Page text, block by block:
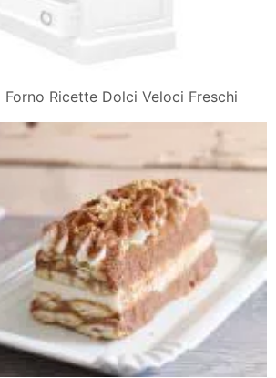
Ricette Dolci Veloci Freschi